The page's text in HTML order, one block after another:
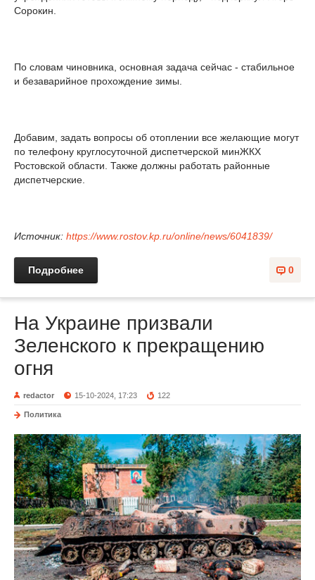
Сорокин.
По словам чиновника, основная задача сейчас - стабильное
и безаварийное прохождение зимы.
Добавим, задать вопросы об отоплении все желающие могут
по телефону круглосуточной диспетчерской минЖКХ
Ростовской области. Также должны работать районные
диспетчерские.
Источник: https://www.rostov.kp.ru/online/news/6041839/
0
Подробнее
На Украине призвали
Зеленского к прекращению
огня
redactor 15-10-2024, 17:23 122
Политика